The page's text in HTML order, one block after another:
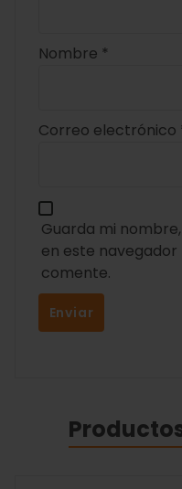
Nombre *
Correo electrónico
Guarda mi
en este
comente.